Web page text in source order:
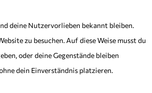
deine Nutzervorlieben bekannt bleiben.
zu besuchen. Auf diese Weise musst du
oder deine Gegenstände bleiben
dein Einverständnis platzieren.